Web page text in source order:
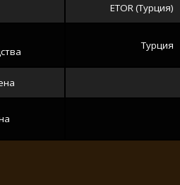
ETOR (Турция)
Турция